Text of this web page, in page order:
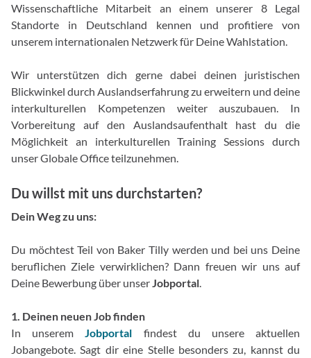
Wissenschaftliche Mitarbeit an einem unserer 8 Legal
Standorte in Deutschland kennen und profitiere von
unserem internationalen Netzwerk für Deine Wahlstation.
Wir unterstützen dich gerne dabei deinen juristischen
Blickwinkel durch Auslandserfahrung zu erweitern und deine
interkulturellen Kompetenzen weiter auszubauen. In
Vorbereitung auf den Auslandsaufenthalt hast du die
Möglichkeit an interkulturellen Training Sessions durch
unser Globale Office teilzunehmen.
Du willst mit uns durchstarten?
Dein Weg zu uns:
Du möchtest Teil von Baker Tilly werden und bei uns Deine
beruflichen Ziele verwirklichen? Dann freuen wir uns auf
Deine Bewerbung über unser Jobportal
1. Deinen neuen Job finden
In unserem
Jobportal findest du unsere aktuellen
Jobangebote. Sagt dir eine Stelle besonders zu, kannst du